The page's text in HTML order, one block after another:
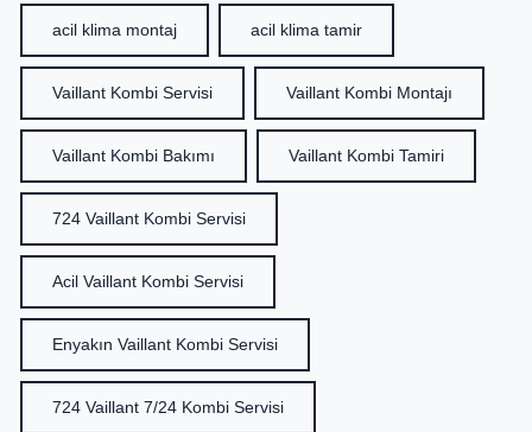
acil klima montaj acil klima tamir
Vaillant Kombi Servisi Vaillant Kombi Montajı
Vaillant Kombi Bakımı Vaillant Kombi Tamiri
724 Vaillant Kombi Servisi
Acil Vaillant Kombi Servisi
Enyakın Vaillant Kombi Servisi
724 Vaillant 7/24 Kombi Servisi